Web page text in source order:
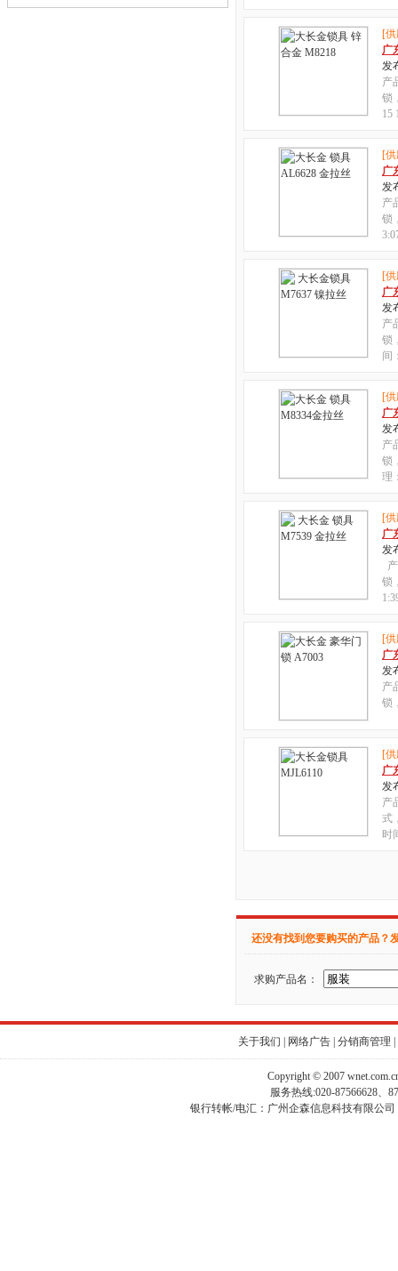
[
广
发
产
锁
15
[
广
发
产
锁
[
广
发
产
锁
间
[
广
发
产
锁
理
[
广
发
锁
[
广
发
产
锁
[
广
发
产
式
时
还没有找到您要购买的产品？
求购产品名：
关于我们 网络广告 分销商管理
Copyright © 2007
服务热线:020-87566628、
银行转帐/电汇：广州企森信息科技有限公